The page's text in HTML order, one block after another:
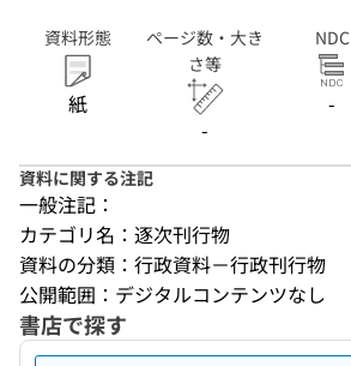
資料形態
紙
ページ数・大き
さ等
-
NDC
-
資料に関する注記
一般注記：
カテゴリ名：逐次刊行物
資料の分類：行政資料－行政刊行物
公開範囲：デジタルコンテンツなし
書店で探す